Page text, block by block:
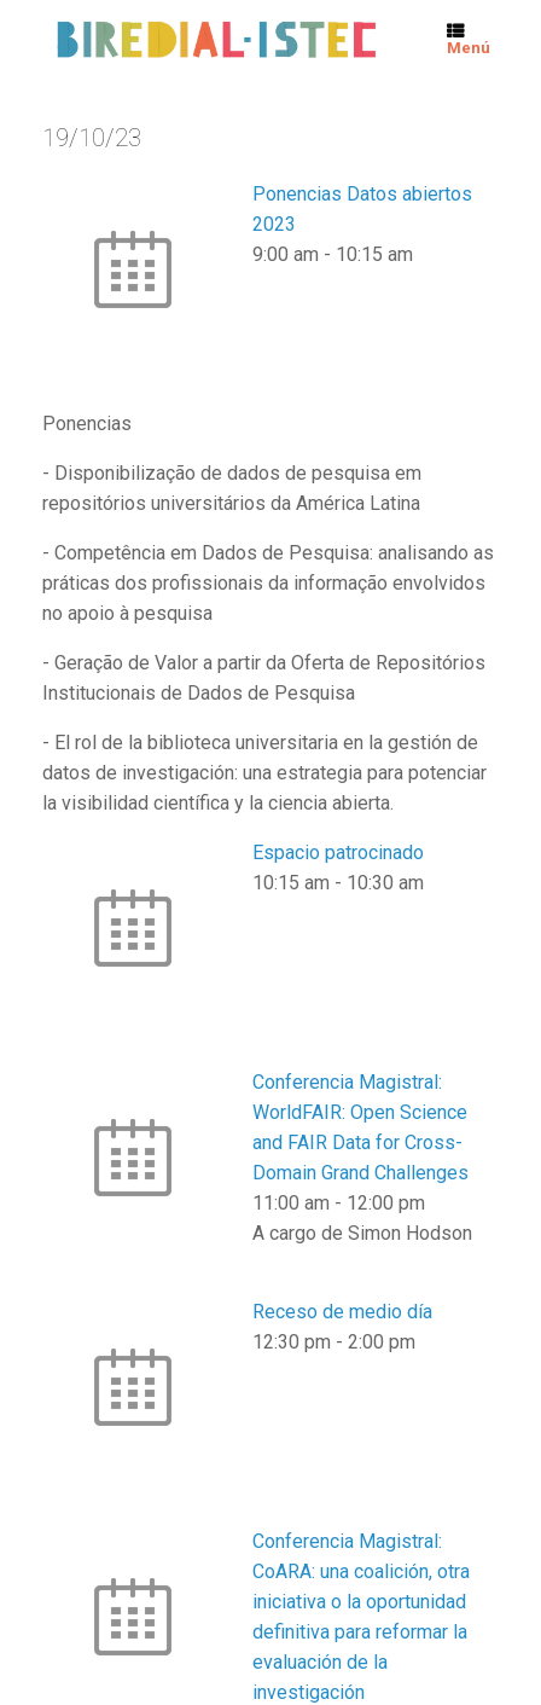
Menú
19/10/23
Ponencias Datos abiertos
2023
9:00 am - 10:15 am
Ponencias
- Disponibilização de dados de pesquisa em
repositórios universitários da América Latina
- Competência em Dados de Pesquisa: analisando as
práticas dos profissionais da informação envolvidos
no apoio à pesquisa
- Geração de Valor a partir da Oferta de Repositórios
Institucionais de Dados de Pesquisa
- El rol de la biblioteca universitaria en la gestión de
datos de investigación: una estrategia para potenciar
la visibilidad científica y la ciencia abierta.
Espacio patrocinado
10:15 am - 10:30 am
Conferencia Magistral:
WorldFAIR: Open Science
and FAIR Data for Cross-
Domain Grand Challenges
11:00 am - 12:00 pm
A cargo de Simon Hodson
Receso de medio día
12:30 pm - 2:00 pm
Conferencia Magistral:
CoARA: una coalición, otra
iniciativa o la oportunidad
definitiva para reformar la
evaluación de la
investigación